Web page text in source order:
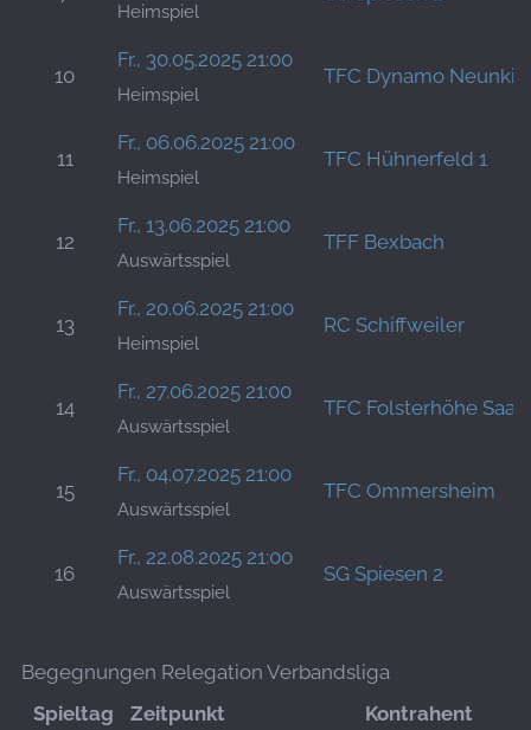
Heimspiel
10
Fr., 30.05.2025 21:00
Heimspiel
TFC Dynamo
11
Fr., 06.06.2025 21:00
Heimspiel
TFC Hühnerfeld 1
12
Fr., 13.06.2025 21:00
Auswärtsspiel
TFF Bexbach
13
Fr., 20.06.2025 21:00
Heimspiel
RC Schiffweiler
14
Fr., 27.06.2025 21:00
Auswärtsspiel
TFC Folsterhöhe
15
Fr., 04.07.2025 21:00
Auswärtsspiel
TFC Ommersheim
16
Fr., 22.08.2025 21:00
Auswärtsspiel
SG Spiesen 2
Begegnungen Relegation Verbandsliga
Spieltag
Zeitpunkt Kontrahent